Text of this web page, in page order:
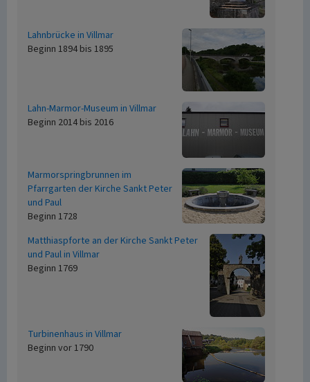
Lahnbrücke in Villmar
Beginn 1894 bis 1895
Lahn-Marmor-Museum in Villmar
Beginn 2014 bis 2016
Marmorspringbrunnen im
Pfarrgarten der Kirche Sankt Peter
und Paul
Beginn 1728
Matthiaspforte an der Kirche Sankt Peter
und Paul in Villmar
Beginn 1769
Turbinenhaus in Villmar
Beginn vor 1790